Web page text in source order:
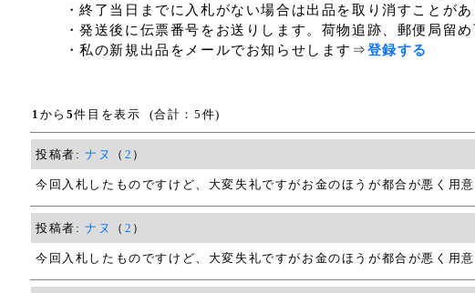
・終了当日までに入札がない場合は出品を取り消すことが
・発送後に伝票番号をお送りします。荷物追跡、郵便局留め
・私の新規出品をメールでお知らせします⇒登録する
1 から 5件目を表示 (合計：5件)
投稿者:ナヌ （ 2 ）
今回入札したものですけど、大変失礼ですがお金のほうが都合が悪く用
投稿者:ナヌ （ 2 ）
今回入札したものですけど、大変失礼ですがお金のほうが都合が悪く用